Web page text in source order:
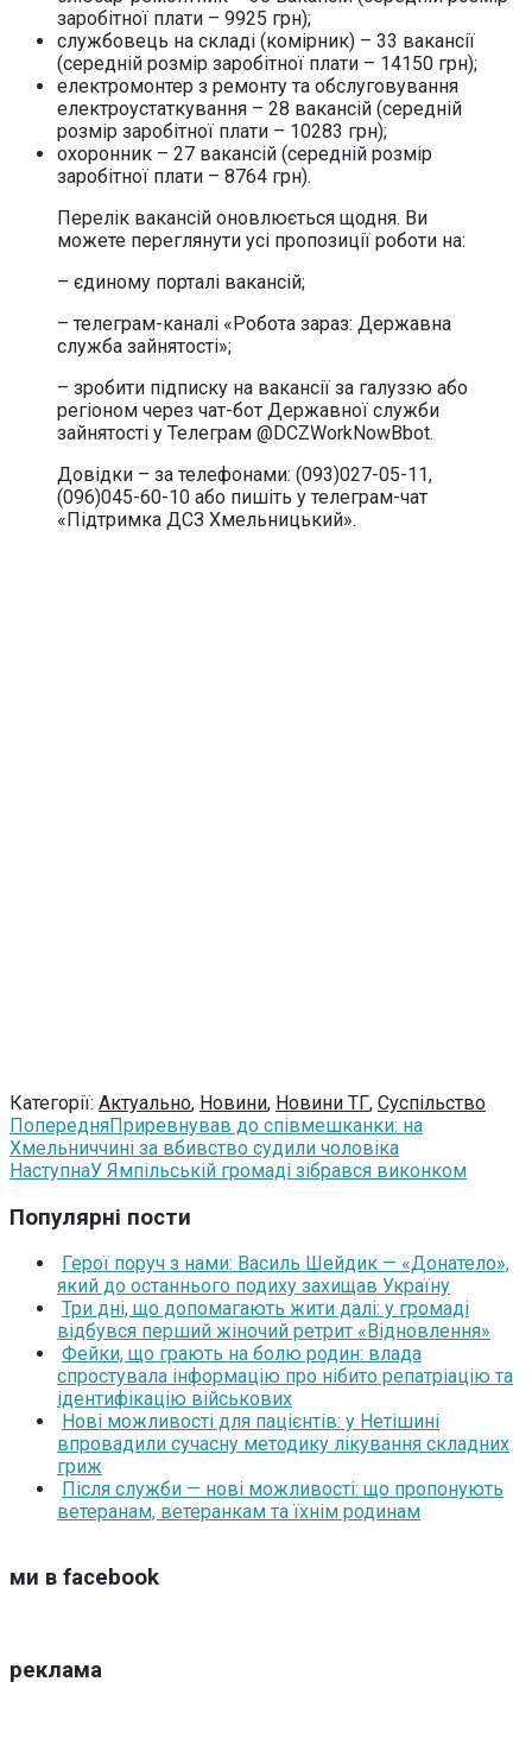
заробітної плати – 9925 грн);
службовець на складі (комірник) – 33 вакансії
(середній розмір заробітної плати – 14150 грн);
електромонтер з ремонту та обслуговування
електроустаткування – 28 вакансій (середній
розмір заробітної плати – 10283 грн);
охоронник – 27 вакансій (середній розмір
заробітної плати – 8764 грн).
Перелік вакансій оновлюється щодня. Ви
можете переглянути усі пропозиції роботи на:
– єдиному порталі вакансій;
– телеграм-каналі «Робота зараз: Державна
служба зайнятості»;
– зробити підписку на вакансії за галуззю або
регіоном через чат-бот Державної служби
зайнятості у Телеграм @DCZWorkNowBbot.
Довідки – за телефонами: (093)027-05-11,
(096)045-60-10 або пишіть у телеграм-чат
«Підтримка ДСЗ Хмельницький».
Категорії: Актуально, Новини, Новини ТГ, Суспільство
ПопередняПриревнував до співмешканки: на
Хмельниччині за вбивство судили чоловіка
НаступнаУ Ямпільській громаді зібрався виконком
Популярні пости
Герої поруч з нами: Василь Шейдик — «Донатело»,
який до останнього подиху захищав Україну
Три дні, що допомагають жити далі: у громаді
відбувся перший жіночий ретрит «Відновлення»
Фейки, що грають на болю родин: влада
спростувала інформацію про нібито репатріацію та
ідентифікацію військових
Нові можливості для пацієнтів: у Нетішині
впровадили сучасну методику лікування складних
гриж
Після служби — нові можливості: що пропонують
ветеранам, ветеранкам та їхнім родинам
ми в facebook
реклама